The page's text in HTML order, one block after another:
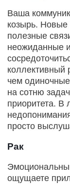
Ваша
козырь. Новые
полезные
неожиданные
коллективный
чем
на сотню
приоритета. В
просто
Рак
ощущаете